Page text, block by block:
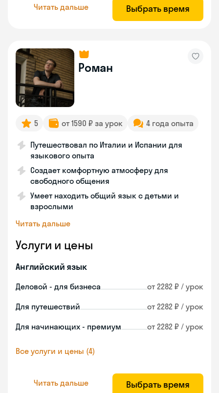
Читать дальше Выбрать время
Роман
5 от 1590 ₽ за урок 4 года опыта
Путешествовал по Италии и Испании для
языкового опыта
Создает комфортную атмосферу для
свободного общения
Умеет находить общий язык с детьми и
взрослыми
Читать дальше
Услуги и цены
Английский язык
Деловой - для бизнеса от 2282 ₽ / урок
Для путешествий от 2282 ₽ / урок
Для начинающих - премиум от 2282 ₽ / урок
Все услуги и цены (4)
Читать дальше Выбрать время